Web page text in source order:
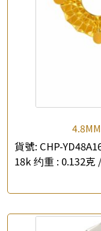
貨號: CHP-
18k 约重 : 0.132克